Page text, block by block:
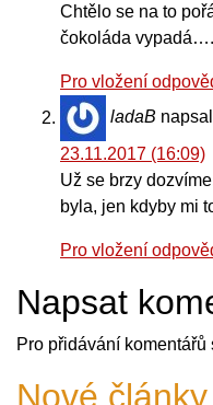
Chtělo se na to
čokoláda vypadá….
Pro vložení
ladaB
23.11.2017 (16:09)
Už se brzy
byla, jen kdyby mi
Pro vložení
Napsat
Pro přidávání
Nové články